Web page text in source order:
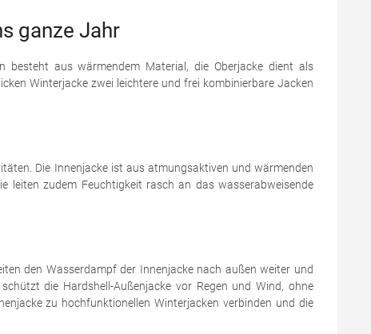
ganze Jahr
besteht aus wärmendem Material, die Oberjacke dient als
Winterjacke zwei leichtere und frei kombinierbare Jacken
Die Innenjacke ist aus atmungsaktiven und wärmenden
leiten zudem Feuchtigkeit rasch an das wasserabweisende
den Wasserdampf der Innenjacke nach außen weiter und
die Hardshell-Außenjacke vor Regen und Wind, ohne
zu hochfunktionellen Winterjacken verbinden und die